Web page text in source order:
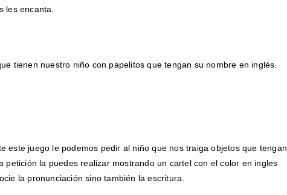
les encanta.
tienen nuestro niño con papelitos que tengan su nombre en inglés.
este juego le podemos pedir al niño que nos traiga objetos que tengan
petición la puedes realizar mostrando un cartel con el color en ingles
la pronunciación sino también la escritura.